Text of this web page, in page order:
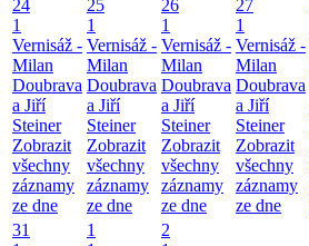
24
1
Vernisáž -
Milan
Doubrava
a Jiří
Steiner
Zobrazit
všechny
záznamy
ze dne
25
1
Vernisáž -
Milan
Doubrava
a Jiří
Steiner
Zobrazit
všechny
záznamy
ze dne
26
1
Vernisáž -
Milan
Doubrava
a Jiří
Steiner
Zobrazit
všechny
záznamy
ze dne
27
1
Vernisáž -
Milan
Doubrava
a Jiří
Steiner
Zobrazit
všechny
záznamy
ze dne
31
1
2